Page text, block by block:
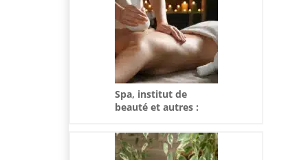
Spa, institut de
beauté et autres :
pour vous !